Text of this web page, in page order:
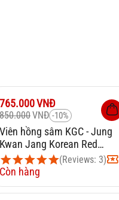
Giảm 10%
765.000VNĐ
850.000VNĐ -10%
Viên hồng sâm KGC - Jung
Kwan Jang Korean Red
Ginseng Vital Pill 37.5g x 10
viên
(Reviews: 3)
Còn hàng